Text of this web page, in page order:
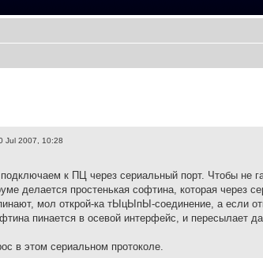
Jul 2007, 10:28
к ПЦ через сериальный порт. Чтобы не
делается простенькая софтина, которая через
мол открой-ка тЫцЫпЫ-соединение, а если
пинается в осевой интерфейс, и пересылает
в этом сериальном протоколе.